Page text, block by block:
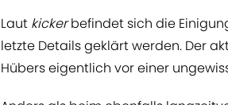
Laut kickerbefindet sich die
letzte Details geklärt werden. Der
Hübers eigentlich vor einer